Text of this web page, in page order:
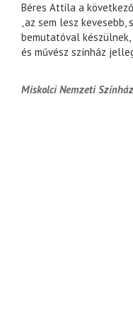
Béres Attila a
„az sem lesz kevesebb,
bemutatóval készülnek,
és művész színház
Miskolci Nemzeti Színház